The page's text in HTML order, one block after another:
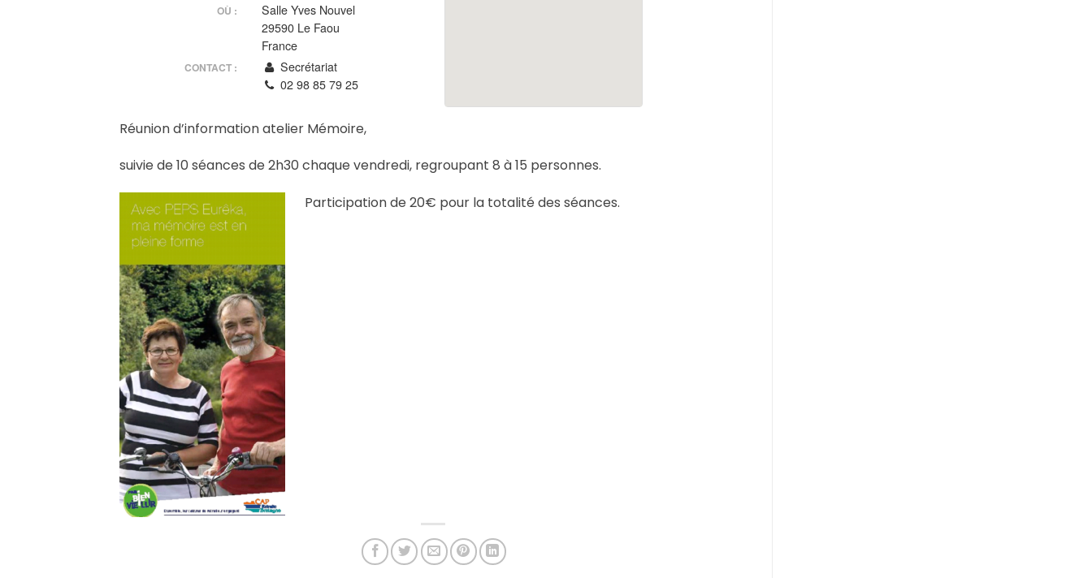
OÙ :
Salle Yves Nouvel
29590 Le Faou
France
CONTACT :
Secrétariat
02 98 85 79 25
Réunion d’information atelier Mémoire,
suivie de 10 séances de 2h30 chaque vendredi, regroupant 8 à 15 personnes.
Participation de 20€ pour la totalité des séances.